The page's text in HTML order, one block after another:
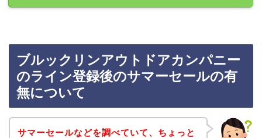
ブルックリンアウトドアカンパニー
のライン登録後のサマーセールの有
無について
サマーセールなどを調べていて、ちょっと